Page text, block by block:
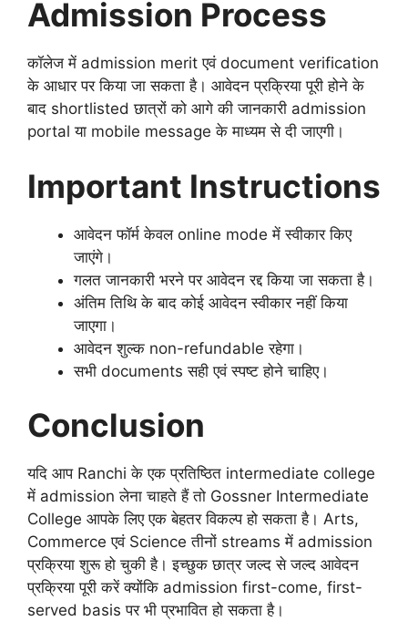
Admission Process
कॉलेज में admission merit एवं document verification
के आधार पर किया जा सकता है। आवेदन प्रक्रिया पूरी होने के
बाद shortlisted छात्रों को आगे की जानकारी admission
portal या mobile message के माध्यम से दी जाएगी।
Important Instructions
आवेदन फॉर्म केवल online mode में स्वीकार किए
जाएंगे।
गलत जानकारी भरने पर आवेदन रद्द किया जा सकता है।
अंतिम तिथि के बाद कोई आवेदन स्वीकार नहीं किया
जाएगा।
आवेदन शुल्क non-refundable रहेगा।
सभी documents सही एवं स्पष्ट होने चाहिए।
Conclusion
यदि आप Ranchi के एक प्रतिष्ठित intermediate college
में admission लेना चाहते हैं तो Gossner Intermediate
College आपके लिए एक बेहतर विकल्प हो सकता है। Arts,
Commerce एवं Science तीनों streams में admission
प्रक्रिया शुरू हो चुकी है। इच्छुक छात्र जल्द से जल्द आवेदन
प्रक्रिया पूरी करें क्योंकि admission first-come, first-
served basis पर भी प्रभावित हो सकता है।